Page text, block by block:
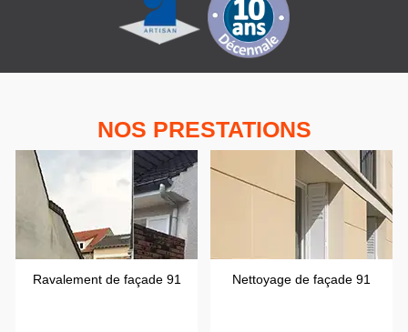
NOS PRESTATIONS
Ravalement de façade 91 Nettoyage de façade 91